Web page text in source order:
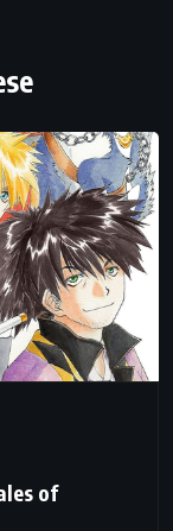
of